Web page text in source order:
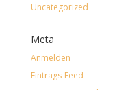
Uncategorized
Meta
Anmelden
Eintrags-Feed